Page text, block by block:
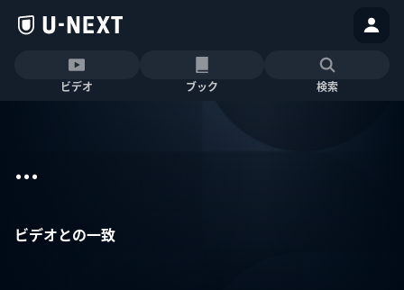
ビデオ ブック 検索
...
ビデオとの一致